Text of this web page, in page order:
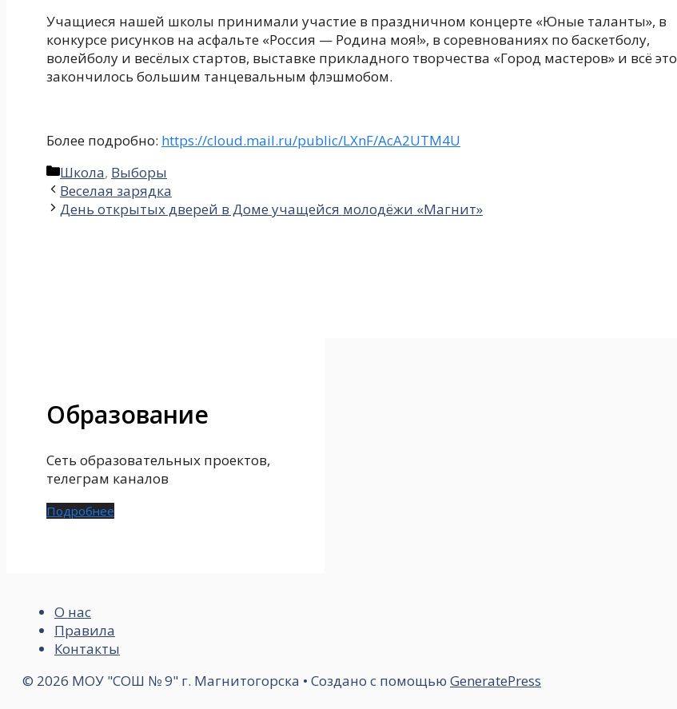
Учащиеся нашей школы принимали участие в праздничном концерте «Юные таланты», в
конкурсе рисунков на асфальте «Россия — Родина моя!», в соревнованиях по баскетболу,
волейболу и весёлых стартов, выставке прикладного творчества «Город мастеров» и всё это
закончилось большим танцевальным флэшмобом.
Более подробно: https://cloud.mail.ru/public/LXnF/AcA2UTM4U
Рубрики
Школа, Выборы
Веселая зарядка
День открытых дверей в Доме учащейся молодёжи «Магнит»
Образование
Сеть образовательных проектов,
телеграм каналов
Подробнее
О нас
Правила
Контакты
© 2026 МОУ "СОШ № 9" г. Магнитогорска • Создано с помощью GeneratePress